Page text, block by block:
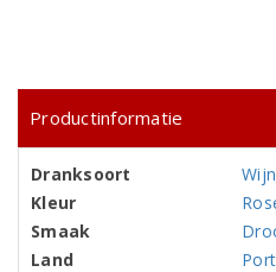
Productinformatie
Dranksoort
Wijn
Kleur
Smaak
Land